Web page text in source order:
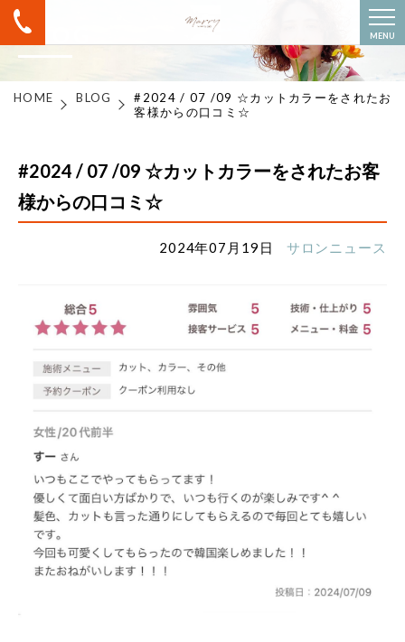
MENU
BLOG
HOME BLOG
#2024 / 07 /09 ☆カットカラーをされたお
客様からの口コミ☆
#2024 / 07 /09 ☆カットカラーをされたお客
様からの口コミ☆
2024年07月19日 サロンニュース